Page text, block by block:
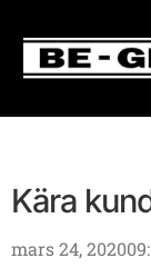
Kära
mars 24, 2020